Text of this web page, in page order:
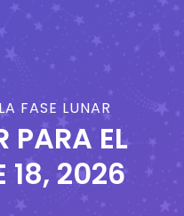
FASE LUNAR
PARA EL
18, 2026